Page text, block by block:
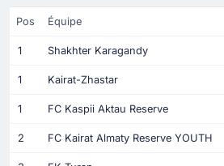
Pos Équipe
1 Shakhter Karagandy
1 Kairat-Zhastar
1 FC Kaspii Aktau Reserve
2 FC Kairat Almaty Reserve YOUTH